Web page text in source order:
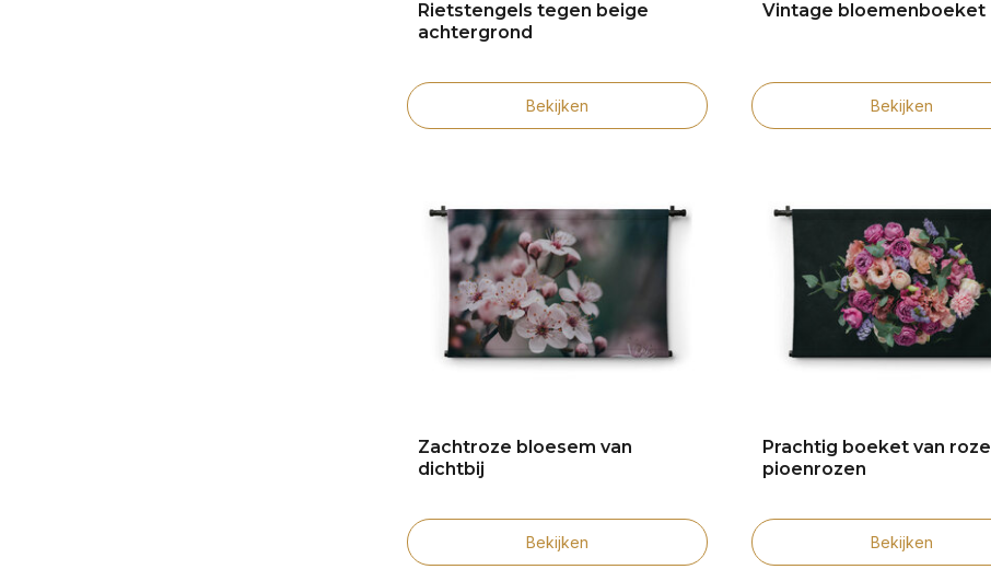
Rietstengels tegen beige
achtergrond
Bekijken
Vintage bloemenboeket
Bekijken
Zachtroze bloesem van
dichtbij
Bekijken
Prachtig boeket van roze
pioenrozen
Bekijken